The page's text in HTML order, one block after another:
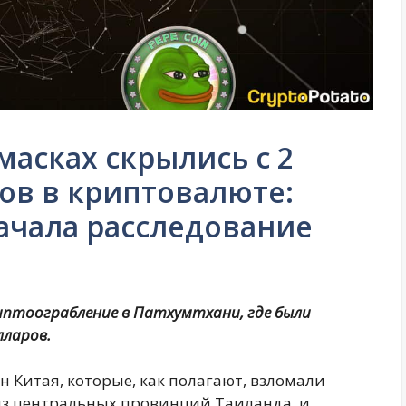
скрылись с 2
в криптовалюте:
расследование
в Патхумтхани, где были
которые, как полагают, взломали